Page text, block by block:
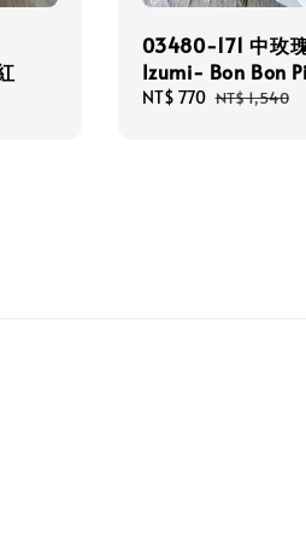
03480-171 中玫
Izumi- Bon Bon
Sale
NT$ 770 Regular
NT$ 1,540